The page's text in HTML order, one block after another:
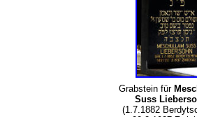
Grabstein für
Suss
(1.7.1882